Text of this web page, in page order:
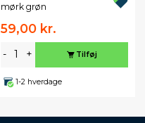
mørk grøn
59,00 kr.
- + Tilføj
1-2 hverdage